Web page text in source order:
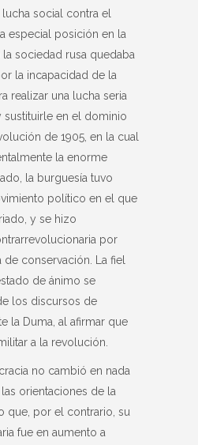
social contra el
especial posición en la
sociedad rusa quedaba
la incapacidad de la
realizar una lucha seria
sustituirle en el dominio
de 1905, en la cual
la enorme
la burguesía tuvo
político en el que
y se hizo
por
conservación. La fiel
de ánimo se
los discursos de
la Duma, al afirmar que
a la revolución.
no cambió en nada
orientaciones de la
que, por el contrario, su
fue en aumento a